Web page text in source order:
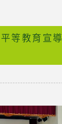
等教育宣